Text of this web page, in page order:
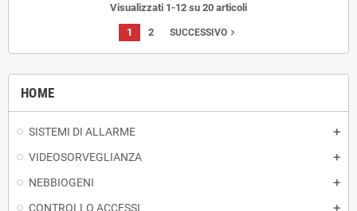
HOME
SISTEMI DI ALLARME
VIDEOSORVEGLIANZA
NEBBIOGENI
CONTROLLO ACCESSI
Visualizzati 1-12 su 20 articoli
1 2 SUCCESSIVO navigate_next